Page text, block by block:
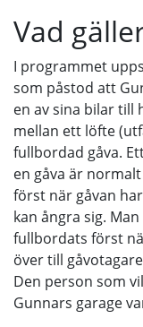
Vad
I programmet
som påstod att
en av sina bilar till
mellan ett löfte
fullbordad gåva.
en gåva är
först när gåvan
kan ångra sig.
fullbordats först
över till
Den person som
Gunnars garage